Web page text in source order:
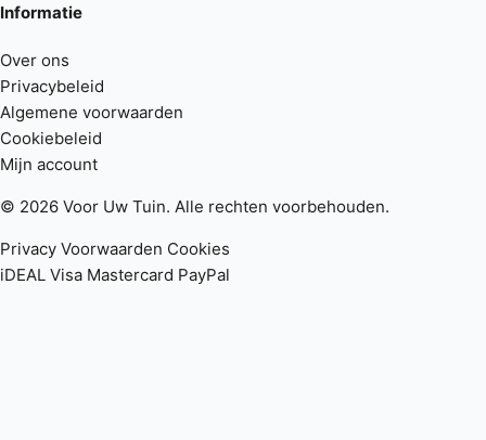
Informatie
Over ons
Privacybeleid
Algemene voorwaarden
Cookiebeleid
Mijn account
© 2026 Voor Uw Tuin. Alle rechten voorbehouden.
Privacy Voorwaarden Cookies
iDEAL Visa Mastercard PayPal